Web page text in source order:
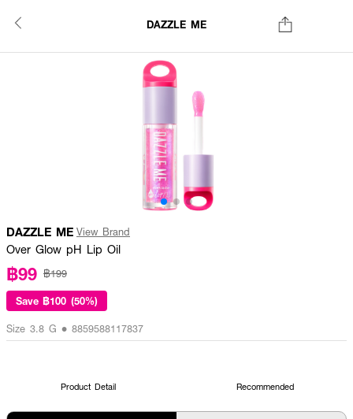
DAZZLE ME
DAZZLE ME View Brand
Over Glow pH Lip Oil
฿99 ฿199
Save ฿100 (50%)
Size 3.8 G • 8859588117837
Product Detail Recommended